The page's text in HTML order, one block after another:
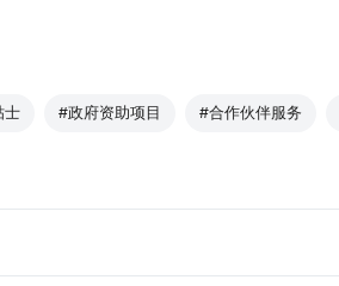
士 #政府资助项目 #合作伙伴服务